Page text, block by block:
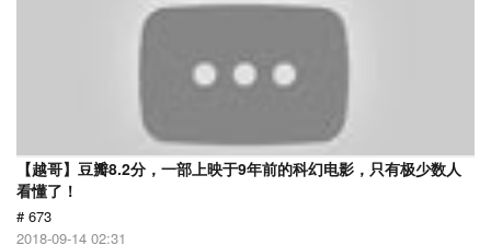
【越哥】豆瓣8.2分，一部上映于9年前的科幻电影，只有极少数人
看懂了！
# 673
2018-09-14 02:31